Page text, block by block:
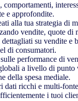
e approfondite.
alla tua strategia di
vendite, quote di
su vendite e
di consumatori.
performance di
a livello di punto
della spesa mediale.
dati ricchi e multi-
i tuoi